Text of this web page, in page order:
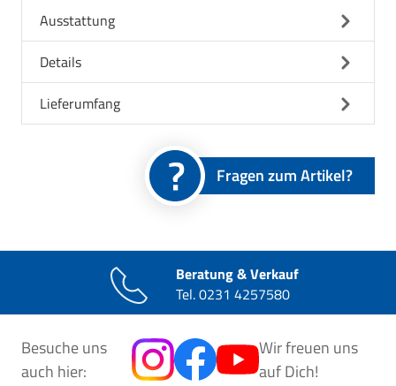
Ausstattung
Details
Lieferumfang
Fragen zum Artikel?
Beratung & Verkauf
Tel.0231 4257580
Besuche uns
auch hier:
Wir freuen uns
auf Dich!